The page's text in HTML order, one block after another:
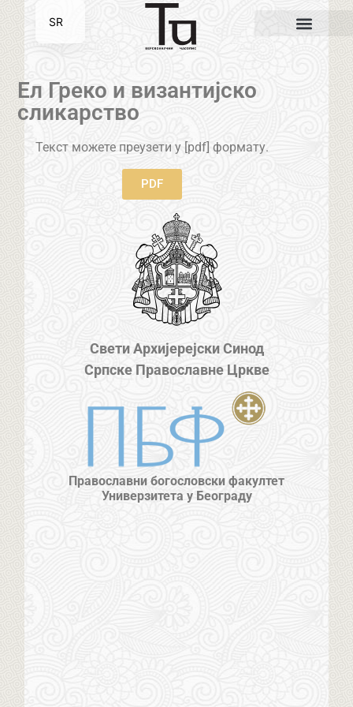
Ел Греко и византијско
сликарство
Текст можете преузети у [pdf] формату.
PDF
Свети Архијерејски Синод
Српске Православне Цркве
Православни богословски факултет
Универзитета у Београду
SR
EN